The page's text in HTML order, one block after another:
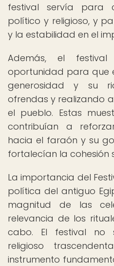
festival servía para
político y religioso, y
y la estabilidad en el
Además, el
oportunidad para que
generosidad y su
ofrendas y realizando
el pueblo. Estas
contribuían a
hacia el faraón y su
fortalecían la cohesión
La importancia del
política del antiguo
magnitud de las
relevancia de los
cabo. El festival no
religioso
instrumento